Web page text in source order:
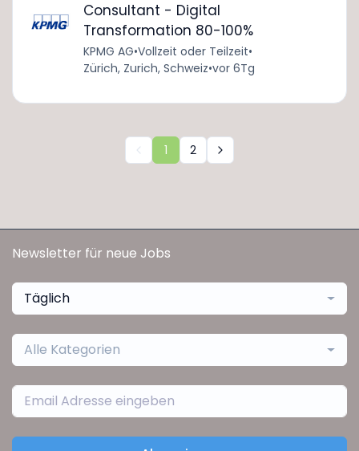
Consultant - Digital
Transformation 80-100%
KPMG AG•Vollzeit oder Teilzeit•
Zürich, Zurich, Schweiz•vor 6Tg
1 2
Newsletter für neue Jobs
Täglich
Alle Kategorien